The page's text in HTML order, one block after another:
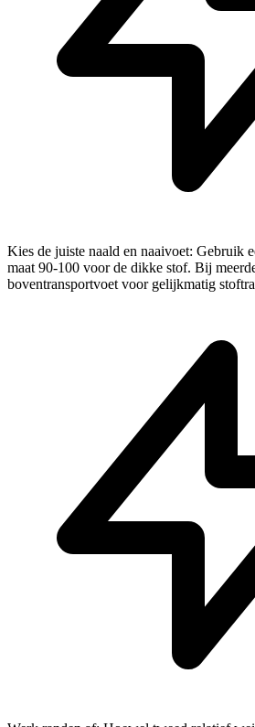
Kies de juiste naald en naaivoet: Gebruik
maat 90-100 voor de dikke stof. Bij
boventransportvoet voor gelijkmatig